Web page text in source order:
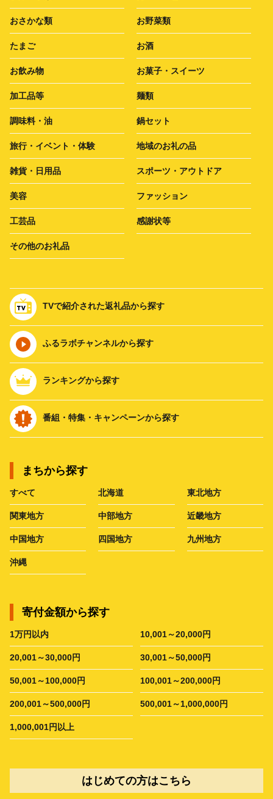
おさかな類 お野菜類
たまご お酒
お飲み物 お菓子・スイーツ
加工品等 麺類
調味料・油 鍋セット
旅行・イベント・体験 地域のお礼の品
雑貨・日用品 スポーツ・アウトドア
美容 ファッション
工芸品 感謝状等
その他のお礼品
TVで紹介された返礼品から探す
ふるラボチャンネルから探す
ランキングから探す
番組・特集・キャンペーンから探す
まちから探す
すべて 北海道 東北地方
関東地方 中部地方 近畿地方
中国地方 四国地方 九州地方
沖縄
寄付金額から探す
1万円以内 10,001～20,000円
20,001～30,000円 30,001～50,000円
50,001～100,000円 100,001～200,000円
200,001～500,000円 500,001～1,000,000円
1,000,001円以上
はじめての方はこちら